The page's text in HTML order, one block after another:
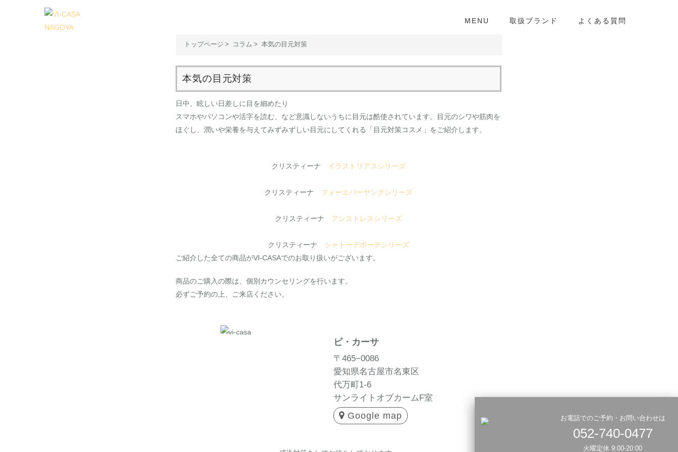
MENU 取扱ブランド よくある質問
トップページ コラム 本気の目元対策
本気の目元対策
日中、眩しい日差しに目を細めたり
スマホやパソコンや活字を読む、など意識しないうちに目元は酷使されています。目元のシワや筋肉を
ほぐし、潤いや栄養を与えてみずみずしい目元にしてくれる「目元対策コスメ」をご紹介します。
クリスティーナ イラストリアスシリーズ
クリスティーナ フォーエバーヤングシリーズ
クリスティーナ アンストレスシリーズ
クリスティーナ
シャトーデボーデシリーズ
ご紹介した全ての商品がVI-CASAでのお取り扱いがございます。
商品のご購入の際は、個別カウンセリングを行います。
必ずご予約の上、ご来店ください。
ビ・カーサ
〒465−0086
愛知県名古屋市名東区
代万町1-6
サンライトオブカームF室
Google map お電話でのご予約・お問い合わせは
052-740-0477
火曜定休 9:00-20:00